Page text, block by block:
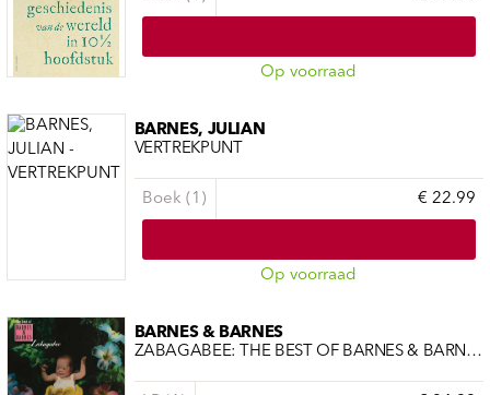
Op voorraad
BARNES, JULIAN
VERTREKPUNT
Boek (1) € 22.99
Op voorraad
BARNES & BARNES
ZABAGABEE: THE BEST OF BARNES & BARNES